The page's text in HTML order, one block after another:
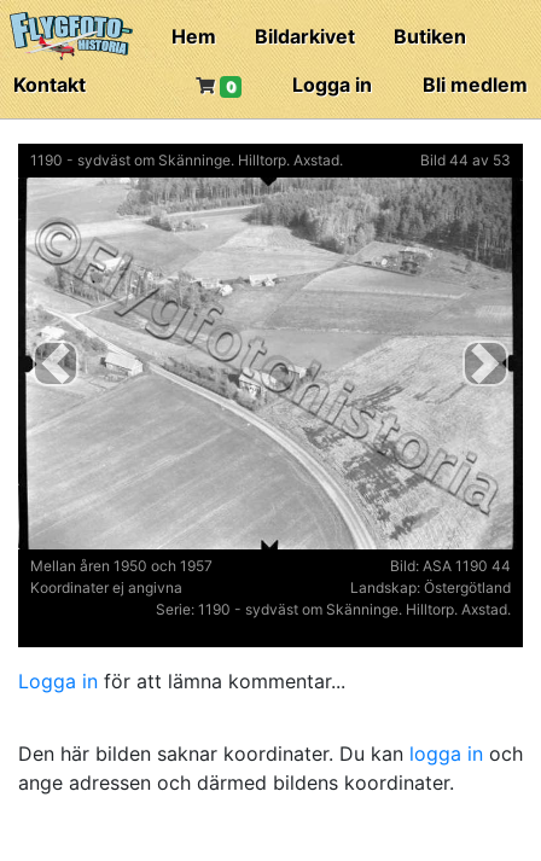
Hem Bildarkivet
Butiken
Kontakt
Bli medlem
Logga in
0
1190 - sydväst om Skänninge. Hilltorp. Axstad. Bild 44 av 53
Previous Next
Mellan åren 1950 och 1957 Bild: ASA 1190 44
Landskap: Östergötland
Koordinater ej angivna
Serie: 1190 - sydväst om Skänninge. Hilltorp. Axstad.
Logga in för att lämna kommentar...
Den här bilden saknar koordinater. Du kan logga in och
ange adressen och därmed bildens koordinater.